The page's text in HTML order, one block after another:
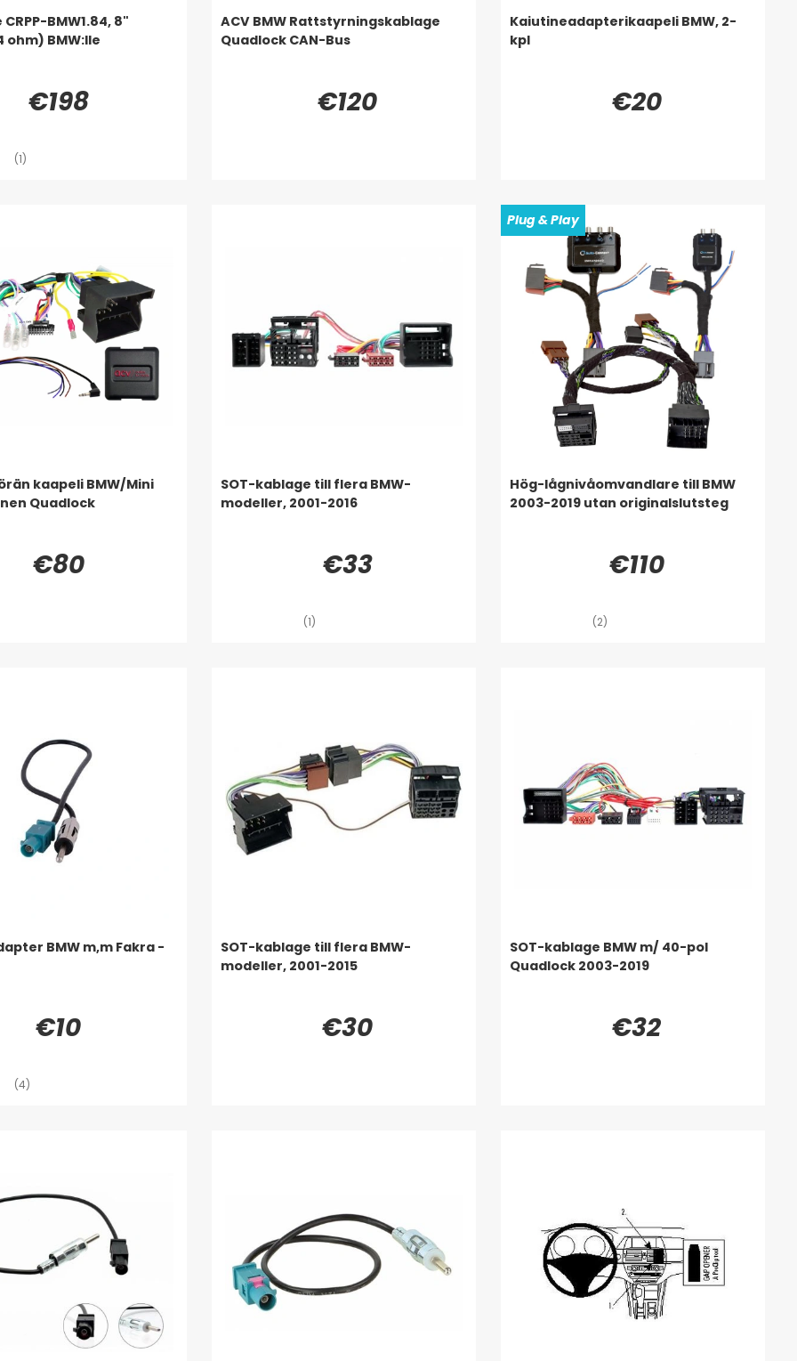
CRPP-BMW1.84, 8"
ohm) BMW:lle
€198
(1)
ACV BMW Rattstyrningskablage
Quadlock CAN-Bus
€120
Kaiutineadapterikaapeli BMW, 2-
kpl
€20
kaapeli BMW/Mini
Quadlock
€80
SOT-kablage till flera BMW-
modeller, 2001-2016
€33
(1)
Plug & Play
Hög-lågnivåomvandlare till BMW
2003-2019 utan originalslutsteg
€110
(2)
BMW m,m Fakra -
€10
(4)
SOT-kablage till flera BMW-
modeller, 2001-2015
€30
SOT-kablage BMW m/ 40-pol
Quadlock 2003-2019
€32